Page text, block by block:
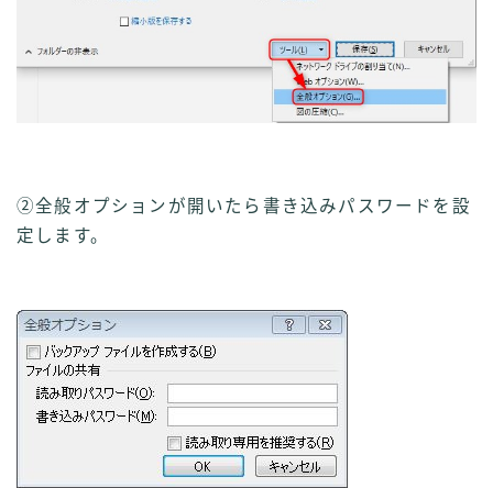
②全般オプションが開いたら書き込みパスワードを設
定します。